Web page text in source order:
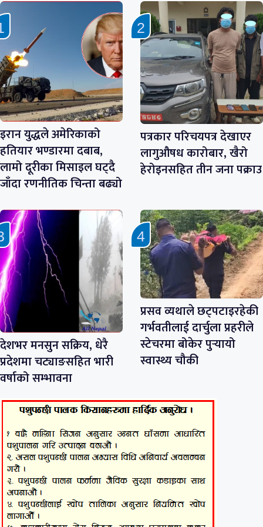
इरान युद्धले अमेरिकाको
हतियार भण्डारमा दबाब,
लामो दूरीका मिसाइल घट्दै
जाँदा रणनीतिक चिन्ता बढ्यो
पत्रकार परिचयपत्र देखाएर
लागुऔषध कारोबार, खैरो
हेरोइनसहित तीन जना पक्राउ
देशभर मनसुन सक्रिय, धेरै
प्रदेशमा चट्याङसहित भारी
वर्षाको सम्भावना
प्रसव व्यथाले छट्पटाइरहेकी
गर्भवतीलाई दार्चुला प्रहरीले
स्टेचरमा बोकेर पुर्‍यायो
स्वास्थ्य चौकी